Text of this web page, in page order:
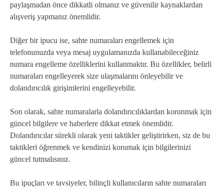
paylaşmadan önce dikkatli olmanız ve güvenilir kaynaklardan
alışveriş yapmanız önemlidir.
Diğer bir ipucu ise, sahte numaraları engellemek için
telefonunuzda veya mesaj uygulamanızda kullanabileceğiniz
numara engelleme özelliklerini kullanmaktır. Bu özellikler, belirli
numaraları engelleyerek size ulaşmalarını önleyebilir ve
dolandırıcılık girişimlerini engelleyebilir.
Son olarak, sahte numaralarla dolandırıcılıklardan korunmak için
güncel bilgilere ve haberlere dikkat etmek önemlidir.
Dolandırıcılar sürekli olarak yeni taktikler geliştirirken, siz de bu
taktikleri öğrenmek ve kendinizi korumak için bilgilerinizi
güncel tutmalısınız.
Bu ipuçları ve tavsiyeler, bilinçli kullanıcıların sahte numaraları